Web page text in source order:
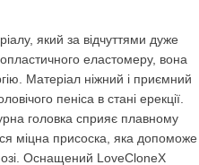
який за відчуттями дуже
еластомеру, вона
Матеріал ніжний і приємний
пеніса в стані ерекції.
головка сприяє плавному
міцна присоска, яка допоможе
Оснащений LoveCloneX